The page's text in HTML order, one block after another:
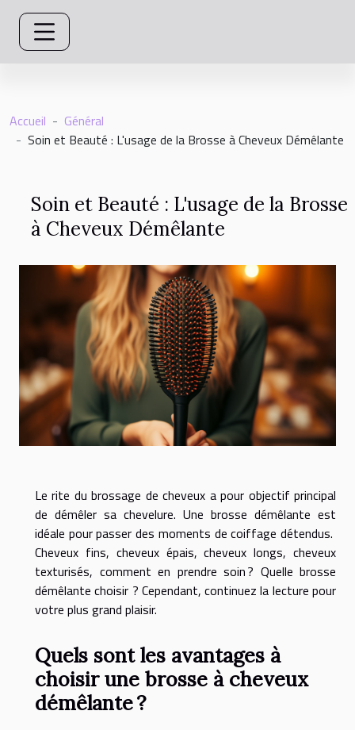
Accueil
Général
Soin et Beauté : L'usage de la Brosse à Cheveux Démêlante
Soin et Beauté : L'usage de la Brosse
à Cheveux Démêlante
Le rite du brossage de cheveux a pour objectif principal
de démêler sa chevelure. Une brosse démêlante est
idéale pour passer des moments de coiffage détendus.
Cheveux fins, cheveux épais, cheveux longs, cheveux
texturisés, comment en prendre soin ? Quelle brosse
démêlante choisir ? Cependant, continuez la lecture pour
votre plus grand plaisir.
Quels sont les avantages à
choisir une brosse à cheveux
démêlante ?